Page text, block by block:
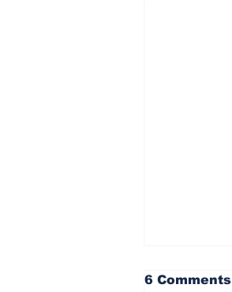
6 Comments